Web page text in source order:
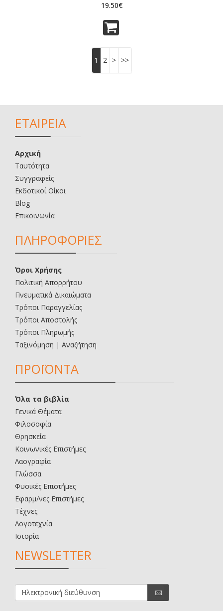
19.50€
1 2 > >>
ΕΤΑΙΡΕΙΑ
Αρχική
Ταυτότητα
Συγγραφείς
Εκδοτικοί Οίκοι
Blog
Επικοινωνία
ΠΛΗΡΟΦΟΡΙΕΣ
Όροι Χρήσης
Πολιτική Απορρήτου
Πνευματικά Δικαιώματα
Τρόποι Παραγγελίας
Τρόποι Αποστολής
Τρόποι Πληρωμής
Ταξινόμηση | Αναζήτηση
ΠΡΟΪΟΝΤΑ
Όλα τα βιβλία
Γενικά Θέματα
Φιλοσοφία
Θρησκεία
Κοινωνικές Επιστήμες
Λαογραφία
Γλώσσα
Φυσικές Επιστήμες
Εφαρμ/νες Επιστήμες
Τέχνες
Λογοτεχνία
Ιστορία
NEWSLETTER